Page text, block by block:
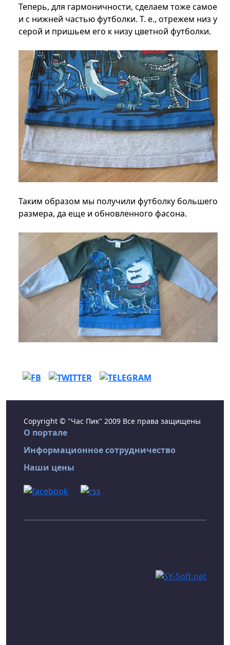
Теперь, для гармоничности, сделаем тоже самое
и с нижней частью футболки. Т. е., отрежем низ у
серой и пришьем его к низу цветной футболки.
Таким образом мы получили футболку большего
размера, да еще и обновленного фасона.
Copyright © "Час Пик" 2009 Все права защищены
О портале
Информационное сотрудничество
Наши цены